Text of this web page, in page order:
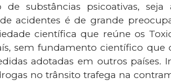
substâncias psicoativas,
acidentes é de grande
científica que reúne os
sem fundamento científico que
adotadas em outros países.
no trânsito trafega na